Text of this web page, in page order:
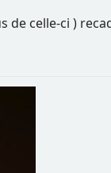
celle-ci )